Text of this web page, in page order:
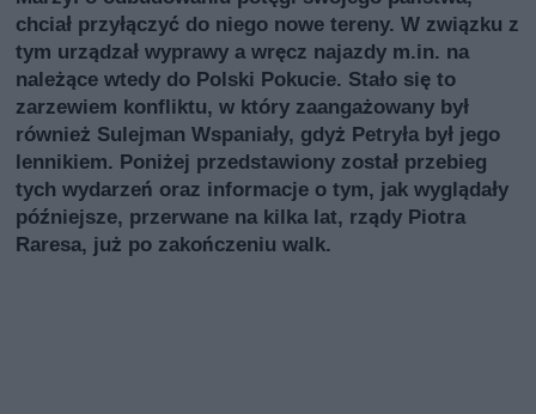
chciał przyłączyć do niego nowe tereny. W związku z
tym urządzał wyprawy a wręcz najazdy m.in. na
należące wtedy do Polski Pokucie. Stało się to
zarzewiem konfliktu, w który zaangażowany był
również Sulejman Wspaniały, gdyż Petryła był jego
lennikiem. Poniżej przedstawiony został przebieg
tych wydarzeń oraz informacje o tym, jak wyglądały
późniejsze, przerwane na kilka lat, rządy Piotra
Raresa, już po zakończeniu walk.